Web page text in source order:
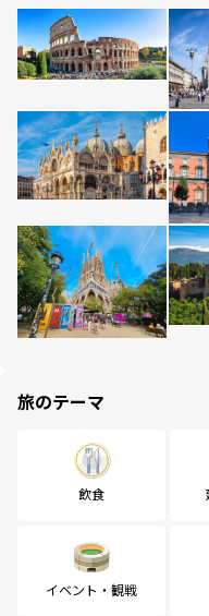
旅のテーマ
飲食
イベント・観戦